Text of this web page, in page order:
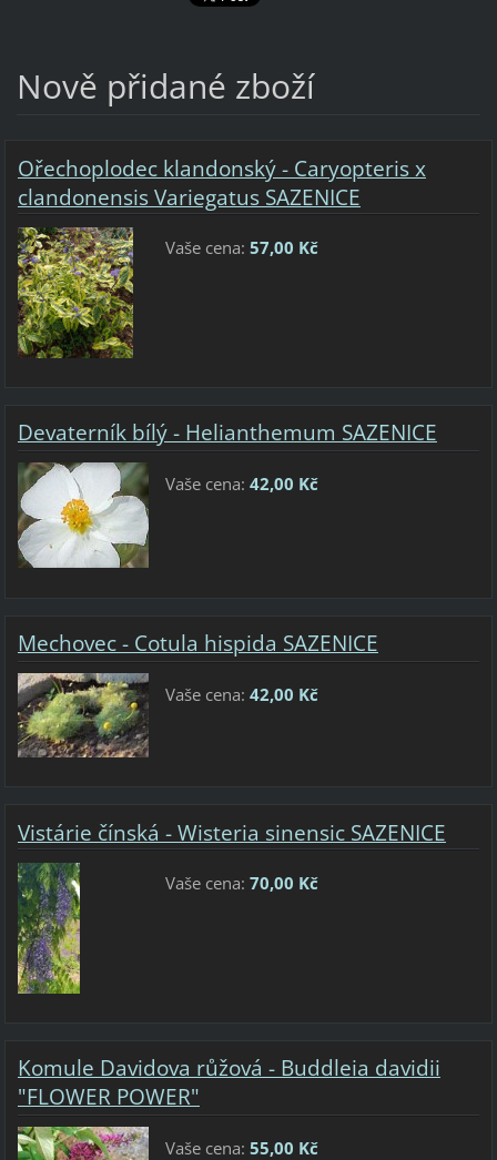
Nově přidané zboží
Ořechoplodec klandonský - Caryopteris x
clandonensis Variegatus SAZENICE
Vaše cena: 57,00 Kč
Devaterník bílý - Helianthemum SAZENICE
Vaše cena: 42,00 Kč
Mechovec - Cotula hispida SAZENICE
Vaše cena: 42,00 Kč
Vistárie čínská - Wisteria sinensic SAZENICE
Vaše cena: 70,00 Kč
Komule Davidova růžová - Buddleia davidii
"FLOWER POWER"
Vaše cena: 55,00 Kč